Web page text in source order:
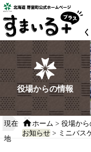
本
文
へ
移
動
る
instagram
役場からの情報
現在
地
ホーム >役場から
お知らせ > ミニバス